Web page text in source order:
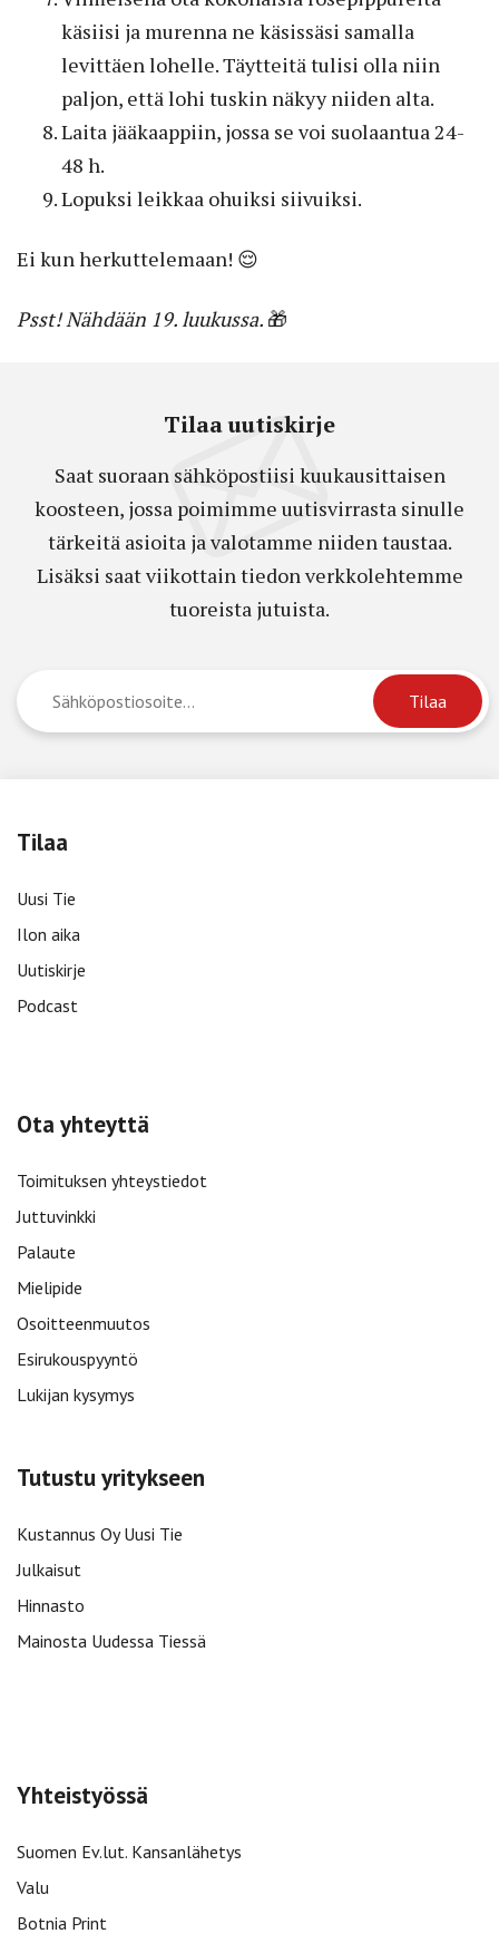
käsiisi ja murenna ne käsissäsi samalla
levittäen lohelle. Täytteitä tulisi olla niin
paljon, että lohi tuskin näkyy niiden alta.
Laita jääkaappiin, jossa se voi suolaantua 24-
48 h.
Lopuksi leikkaa ohuiksi siivuiksi.
Ei kun herkuttelemaan! 😌
Psst! Nähdään 19. luukussa. 🎁
Tilaa uutiskirje
Saat suoraan sähköpostiisi kuukausittaisen
koosteen, jossa poimimme uutisvirrasta sinulle
tärkeitä asioita ja valotamme niiden taustaa.
Lisäksi saat viikottain tiedon verkkolehtemme
tuoreista jutuista.
Tilaa
Uusi Tie
Ilon aika
Uutiskirje
Podcast
Ota yhteyttä
Toimituksen yhteystiedot
Juttuvinkki
Palaute
Mielipide
Osoitteenmuutos
Esirukouspyyntö
Lukijan kysymys
Tutustu yritykseen
Kustannus Oy Uusi Tie
Julkaisut
Hinnasto
Mainosta Uudessa Tiessä
Yhteistyössä
Suomen Ev.lut. Kansanlähetys
Valu
Botnia Print